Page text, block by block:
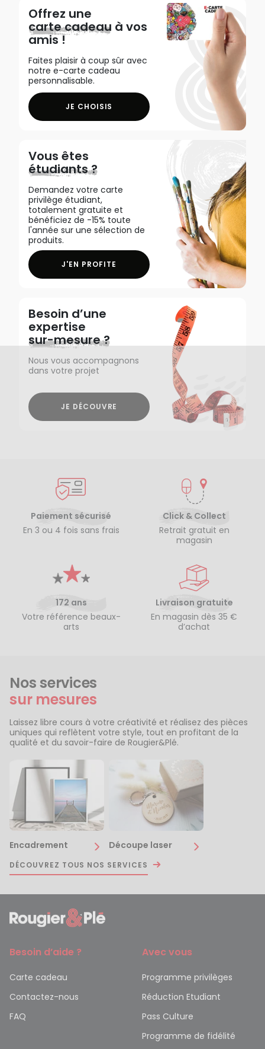
Offrez une
carte cadeau à vos
amis !
Faites plaisir à coup sûr avec
notre e-carte cadeau
personnalisable.
JE CHOISIS
Vous êtes
étudiants ?
Demandez votre carte
privilège étudiant,
totalement gratuite et
bénéficiez de -15% toute
l'année sur une sélection de
produits.
J'EN PROFITE
Besoin d’une
expertise
sur-mesure ?
Nous vous accompagnons
dans votre projet
JE DÉCOUVRE
Paiement sécurisé
En 3 ou 4 fois sans frais
Click & Collect
Retrait gratuit en
magasin
172 ans
Votre référence beaux-
arts
Livraison gratuite
En magasin dès 35 €
d’achat
Nos services
sur mesures
Laissez libre cours à votre créativité et réalisez des pièces
uniques qui reflètent votre style, tout en profitant de la
qualité et du savoir-faire de Rougier&Plé.
Encadrement Découpe laser
DÉCOUVREZ TOUS NOS SERVICES
Besoin d’aide ?
Carte cadeau
Contactez-nous
FAQ
Avec vous
Programme privilèges
Réduction Etudiant
Pass Culture
Programme de fidélité